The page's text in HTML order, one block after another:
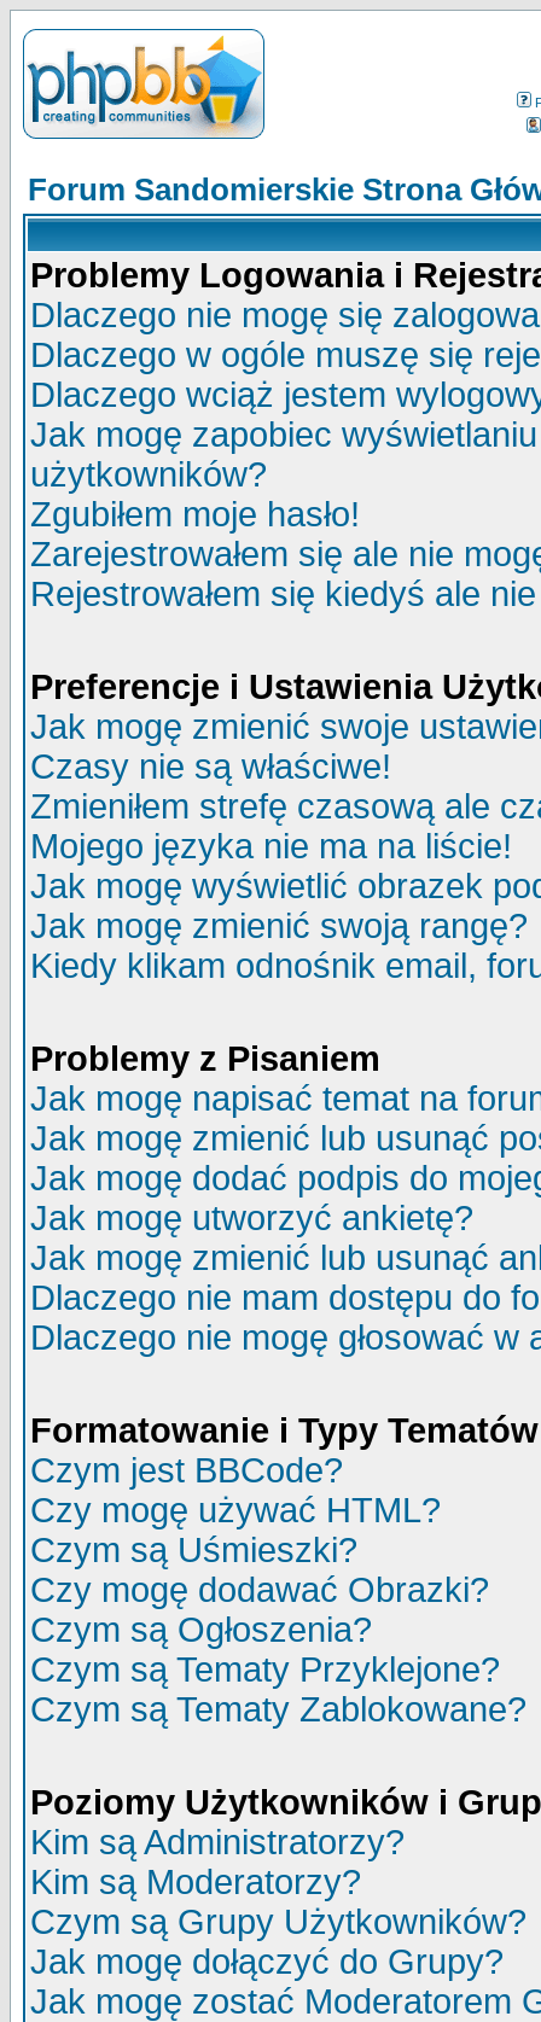
Forum Sandomierskie Strona
Problemy Logowania i
Dlaczego nie mogę się
Dlaczego w ogóle muszę się
Dlaczego wciąż jestem
Jak mogę zapobiec
użytkowników?
Zgubiłem moje hasło!
Zarejestrowałem się ale nie
Rejestrowałem się kiedyś ale
Preferencje i Ustawienia
Jak mogę zmienić swoje
Czasy nie są właściwe!
Zmieniłem strefę czasową ale
Mojego języka nie ma na liście!
Jak mogę wyświetlić obrazek
Jak mogę zmienić swoją rangę?
Kiedy klikam odnośnik email,
Problemy z Pisaniem
Jak mogę napisać temat na
Jak mogę zmienić lub usunąć
Jak mogę dodać podpis do
Jak mogę utworzyć ankietę?
Jak mogę zmienić lub usunąć
Dlaczego nie mam dostępu do
Dlaczego nie mogę głosować w
Formatowanie i Typy Tematów
Czym jest BBCode?
Czy mogę używać HTML?
Czym są Uśmieszki?
Czy mogę dodawać Obrazki?
Czym są Ogłoszenia?
Czym są Tematy Przyklejone?
Czym są Tematy Zablokowane?
Poziomy Użytkowników i
Kim są Administratorzy?
Kim są Moderatorzy?
Czym są Grupy Użytkowników?
Jak mogę dołączyć do Grupy?
Jak mogę zostać Moderatorem